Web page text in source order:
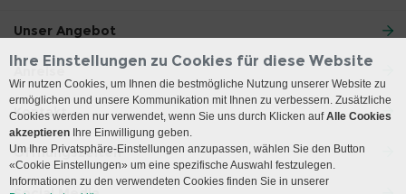
Unser Angebot
Anreise
Kontakt
Öffnungszeiten
Ihre Einstellungen zu Cookies für diese Website
Wir nutzen Cookies, um Ihnen die bestmögliche Nutzung unserer Website zu
ermöglichen und unsere Kommunikation mit Ihnen zu verbessern. Zusätzliche
Cookies werden nur verwendet, wenn Sie uns durch Klicken aufAlle Cookies
akzeptieren Ihre Einwilligung geben.
Um Ihre Privatsphäre-Einstellungen anzupassen, wählen Sie den Button
«Cookie Einstellungen» um eine spezifische Auswahl festzulegen.
Informationen zu den verwendeten Cookies finden Sie in unserer